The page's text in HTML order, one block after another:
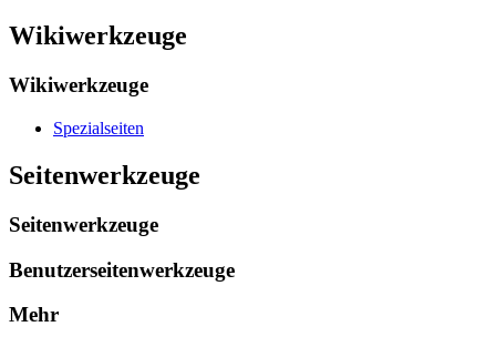
Wikiwerkzeuge
Wikiwerkzeuge
Spezialseiten
Seitenwerkzeuge
Seitenwerkzeuge
Benutzerseitenwerkzeuge
Mehr